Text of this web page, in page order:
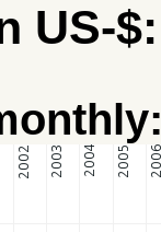
US-$: